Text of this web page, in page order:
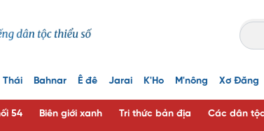
Thái Bahnar Ê đê Jarai K'Ho M'nông Xơ Đăng
54 Biên giới xanh Tri thức bản địa Các dân